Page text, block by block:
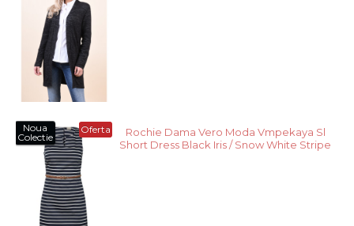
Oferta
Noua
Colectie
Rochie Dama Vero Moda Vmpekaya Sl
Short Dress Black Iris / Snow White Stripe